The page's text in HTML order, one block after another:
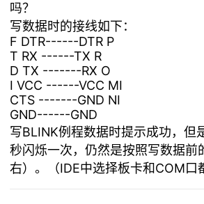
吗？
写数据时的接线如下：
F DTR------DTR P
T RX ------TX R
D TX -------RX O
I VCC ------VCC MI
CTS -------GND NI
GND------GND
写BLINK例程数据时提示成功，但
秒闪烁一次，仍然是按照写数据前
右）。（IDE中选择板卡和COM口